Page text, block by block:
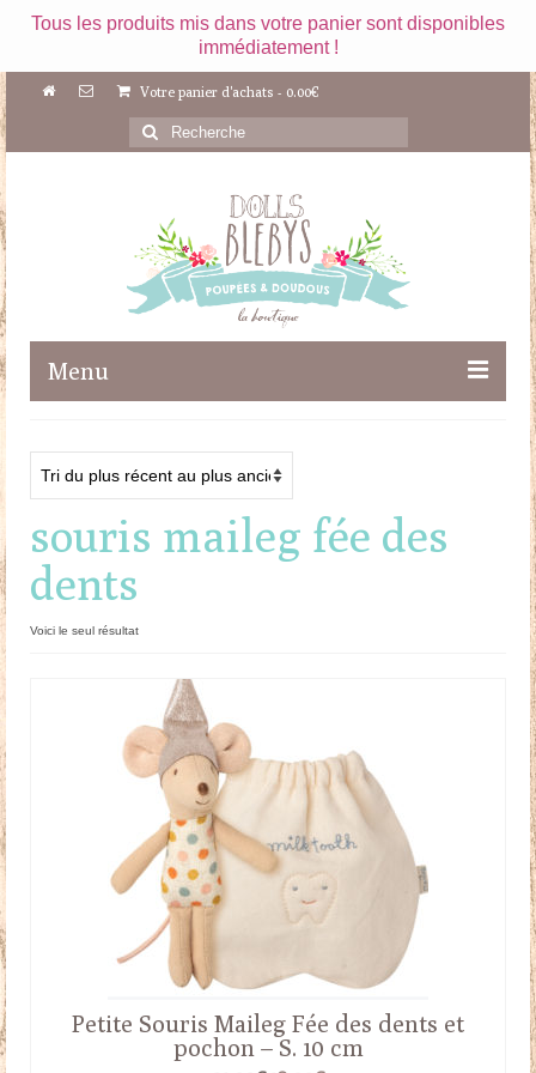
Tous les produits mis dans votre panier sont disponibles
immédiatement !
Votre panier d'achats - 0.00€
Rechercher
:
Menu
Maileg
Poupées
Doudous
Mobilier & Accessoires
Contact
souris maileg fée des
dents
Voici le seul résultat
Petite Souris Maileg Fée des dents et
pochon – S. 10 cm